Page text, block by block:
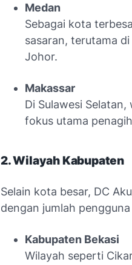
Medan
Sebagai kota
sasaran, terutama
Johor.
Makassar
Di Sulawesi
fokus utama
2. Wilayah Kabupaten
Selain kota besar, DC
dengan jumlah
Kabupaten Bekasi
Wilayah seperti